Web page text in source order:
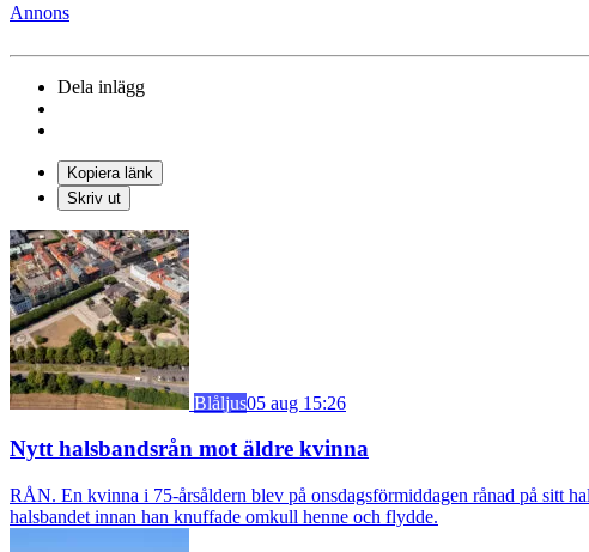
Annons
Dela inlägg
Kopiera länk
Skriv ut
Blåljus05 aug 15:26
Nytt halsbandsrån mot äldre kvinna
RÅN. En kvinna i 75-årsåldern blev på onsdagsförmiddagen rånad på sitt
halsbandet innan han knuffade omkull henne och flydde.